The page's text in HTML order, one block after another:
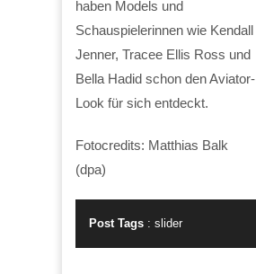
haben Models und
Schauspielerinnen wie Kendall
Jenner, Tracee Ellis Ross und
Bella Hadid schon den Aviator-
Look für sich entdeckt.
Fotocredits: Matthias Balk
(dpa)
Post Tags : slider